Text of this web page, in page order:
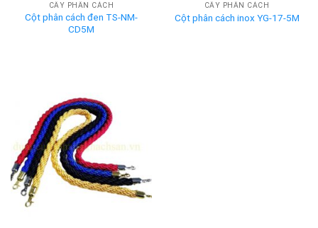
CÂY PHÂN CÁCH
Cột phân cách đen TS-NM-
CD5M
CÂY PHÂN CÁCH
Cột phân cách inox YG-17-5M